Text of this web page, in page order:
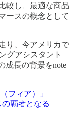
較し、最適な商品
ースの概念として
り、今アメリカで
グアシスタント
成長の背景をnote
フィア）」
覇者となる